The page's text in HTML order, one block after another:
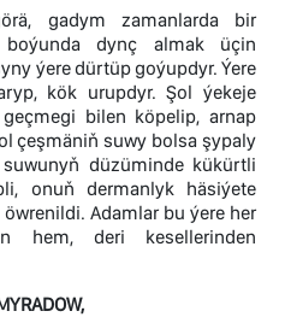
gadym zamanlarda bir
dynç almak üçin
ýere dürtüp goýupdyr. Ýere
kök urupdyr. Şol ýekeje
bilen köpelip, arnap
çeşmäniň suwy bolsa şypaly
düzüminde kükürtli
onuň dermanlyk häsiýete
Adamlar bu ýere her
hem, deri kesellerinden